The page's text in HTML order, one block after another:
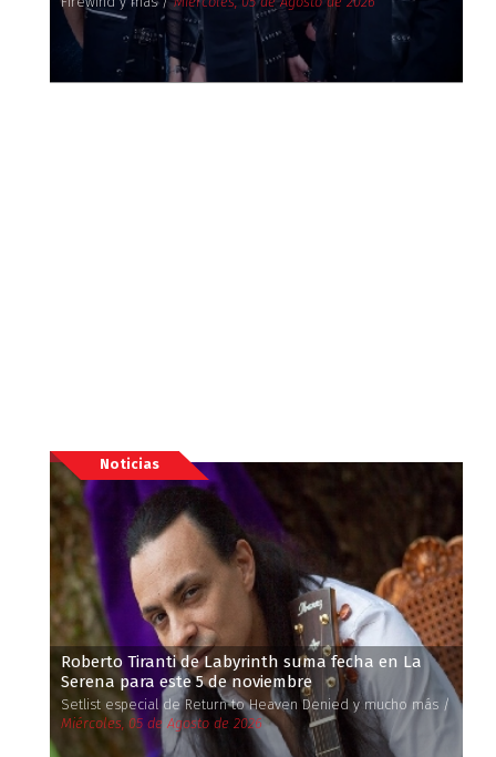
Noticias
Roberto Tiranti de Labyrinth suma fecha en La
Serena para este 5 de noviembre
Setlist especial de Return to Heaven Denied y mucho más /
Miércoles, 05 de Agosto de 2026